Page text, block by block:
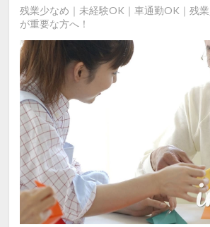
残業少なめ｜未経験OK｜車通勤OK｜残
が重要な方へ！